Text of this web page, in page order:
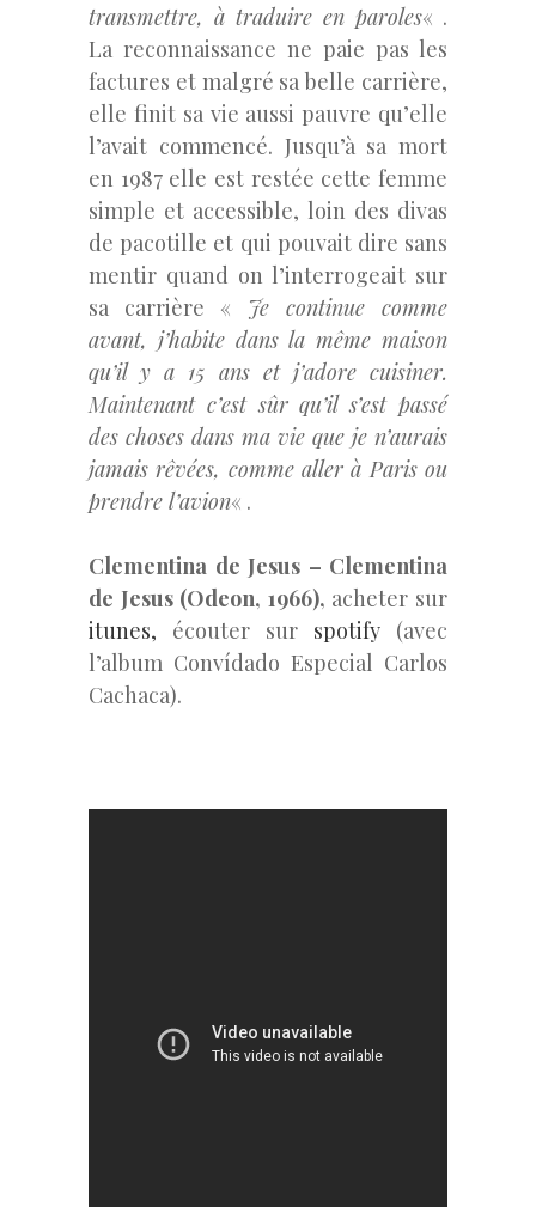
transmettre, à traduire en paroles« .
La reconnaissance ne paie pas les
factures et malgré sa belle carrière,
elle finit sa vie aussi pauvre qu’elle
l’avait commencé. Jusqu’à sa mort
en 1987 elle est restée cette femme
simple et accessible, loin des divas
de pacotille et qui pouvait dire sans
mentir quand on l’interrogeait sur
sa carrière « Je continue comme
avant, j’habite dans la même maison
qu’il y a 15 ans et j’adore cuisiner.
Maintenant c’est sûr qu’il s’est passé
des choses dans ma vie que je n’aurais
jamais rêvées, comme aller à Paris ou
prendre l’avion« .
Clementina de Jesus – Clementina
de Jesus (Odeon, 1966), acheter sur
itunes, écouter sur spotify (avec
l’album Convídado Especial Carlos
Cachaca).